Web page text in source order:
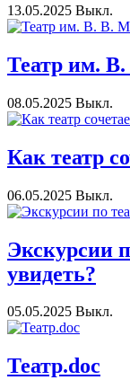
13.05.2025 Выкл.
Театр им.
08.05.2025 Выкл.
Как театр
06.05.2025 Выкл.
Экскурсии
увидеть?
05.05.2025 Выкл.
Театр.doc